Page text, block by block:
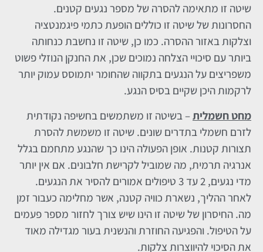
שיטה זו מתאימה להסרה של מספר נגעים קטנים.
החסרונות של שיטה זו כוללים הופעת כתמי פיגמנטציה
וצלקות באזור ההסרה. כמו כן, שיטה זו נחשבת כנחותה
ביותר עם סיכויי הצלחה נמוכים שכן, את החנקן הנוזלי פשוט
משפריצים על הנגעים בתקווה שהחומר יתמוסס עמוק יותר
לרקמות היכן שקיים בסיס הנגע.
מחט חשמלית– בשיטה זו משתמשים בחשיפה נקודתית
לזרם חשמלי בתדרים שונים. שיטה זו משמשת להסרת
תצורות קטנות. אופן הפעולה הינו כך שהנגע מתחמם בגלל
אנרגיה תרמית, מה שמוביל לקרישת חלבונים. אם אין יותר
מדי נגעים, 2 עד 3 טיפולים אמורים להסיר את הנגעים.
לאחר ההליך, נשארת כוויה קטנה, אשר מחלימה כעבור זמן
מה. החיסרון של שיטה זו הינו שיש צורך לחזור מספר פעמים
על הטיפול. והפגיעה החוזרת והנשנית בעור מגדילה מאוד
את הסיכוי להיווצרות צלקות.